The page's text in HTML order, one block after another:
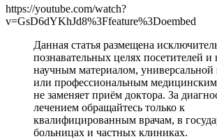
https://youtube.com/watch?
v=GsD6dYKhJd8%3Ffeature%3Doembed
Данная статья размещена
познавательных целях посетителей и
научным материалом, универсальной
или профессиональным
не заменяет приём доктора. За
лечением обращайтесь только к
квалифицированным врачам, в
больницах и частных клиниках.